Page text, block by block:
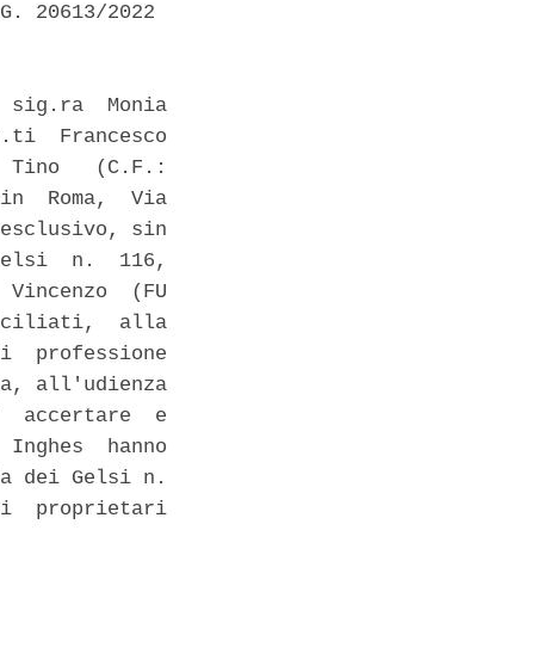
20613/2022
sig.ra  Monia
Francesco
Tino   (C.F.:
Roma,  Via
esclusivo, sin
n.  116,
(FU
alla
professione
all'udienza
accertare  e
hanno
dei Gelsi n.
proprietari